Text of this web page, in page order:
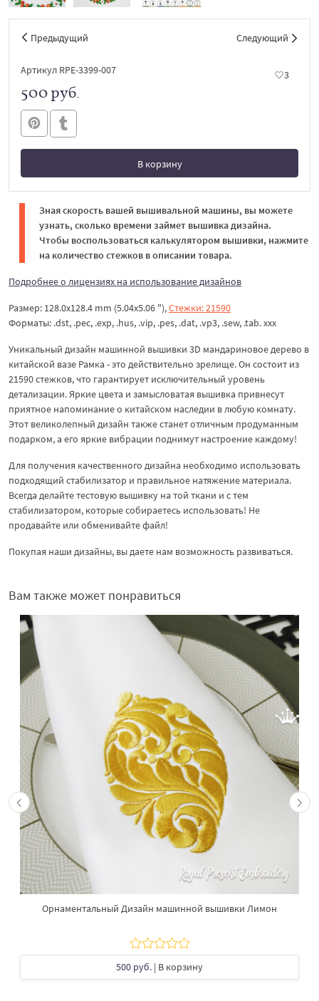
Предыдущий Следующий
Артикул RPE-3399-007 3
500 руб.
В корзину
В корзине
Зная скорость вашей вышивальной машины, вы можете
узнать, сколько времени займет вышивка дизайна.
Чтобы воспользоваться калькулятором вышивки, нажмите
на количество стежков в описании товара.
Подробнее о лицензиях на использование дизайнов
Размер: 128.0x128.4 mm (5.04x5.06 "),Стежки: 21590
Форматы: .dst, .pec, .exp, .hus, .vip, .pes, .dat, .vp3, .sew, .tab. xxx
Уникальный дизайн машинной вышивки 3D мандариновое дерево в
китайской вазе Рамка - это действительно зрелище. Он состоит из
21590 стежков, что гарантирует исключительный уровень
детализации. Яркие цвета и замысловатая вышивка привнесут
приятное напоминание о китайском наследии в любую комнату.
Этот великолепный дизайн также станет отличным продуманным
подарком, а его яркие вибрации поднимут настроение каждому!
Для получения качественного дизайна необходимо использовать
подходящий стабилизатор и правильное натяжение материала.
Всегда делайте тестовую вышивку на той ткани и с тем
стабилизатором, которые собираетесь использовать! Не
продавайте или обменивайте файл!
Покупая наши дизайны, вы даете нам возможность развиваться.
Вам также может понравиться
Орнаментальный Дизайн машинной вышивки Лимон
500 руб. | В корзину